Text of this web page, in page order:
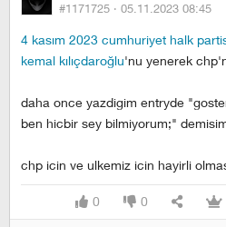
#1171725 · 05.11.2023 08:45
4 kasım 2023 cumhuriyet halk
kemal kılıçdaroğlu'nu yenerek
daha once yazdigim entryde
ben hicbir sey bilmiyorum;"
chp icin ve ulkemiz icin hayirli
0 0